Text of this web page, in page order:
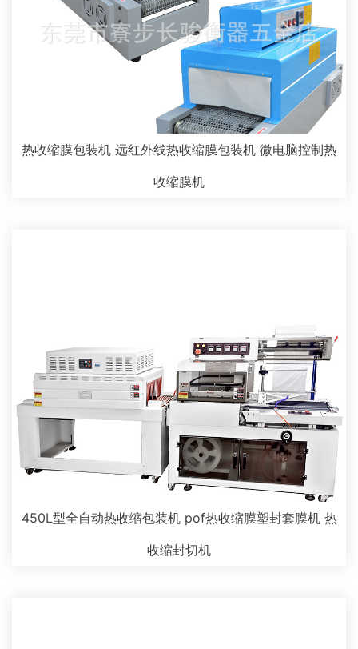
热收缩膜包装机 远红外线热收缩膜包装机 微电脑控制热
收缩膜机
450L型全自动热收缩包装机 pof热收缩膜塑封套膜机 热
收缩封切机